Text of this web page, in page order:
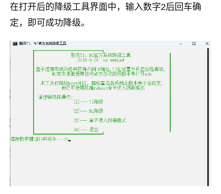
在打开后的降级工具界面中，输入数字2后回车确
定，即可成功降级。